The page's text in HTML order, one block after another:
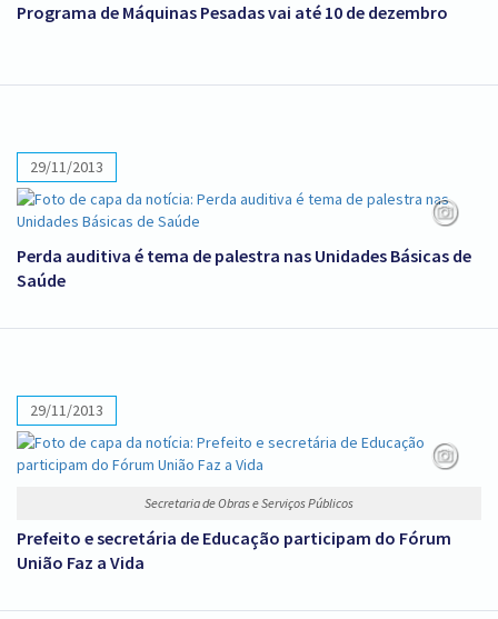
Programa de Máquinas Pesadas vai até 10 de dezembro
29/11/2013
Perda auditiva é tema de palestra nas Unidades Básicas de
Saúde
29/11/2013
Secretaria de Obras e Serviços Públicos
Prefeito e secretária de Educação participam do Fórum
União Faz a Vida